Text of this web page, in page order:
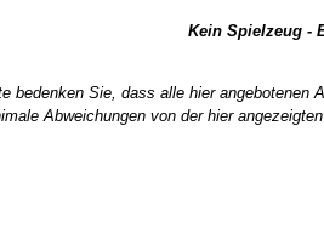
Kein Spielzeug -
bedenken Sie, dass alle hier
Abweichungen von der hier